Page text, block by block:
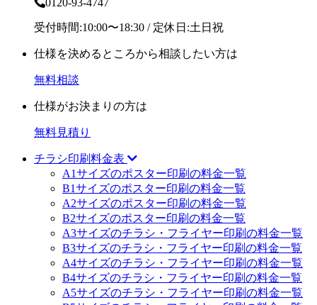
0120-93-4747
受付時間:10:00〜18:30 / 定休日:土日祝
仕様を決めるところから相談したい方は
無料相談
仕様がお決まりの方は
無料見積り
チラシ印刷料金表
A1サイズのポスター印刷の料金一覧
B1サイズのポスター印刷の料金一覧
A2サイズのポスター印刷の料金一覧
B2サイズのポスター印刷の料金一覧
A3サイズのチラシ・フライヤー印刷の料金一覧
B3サイズのチラシ・フライヤー印刷の料金一覧
A4サイズのチラシ・フライヤー印刷の料金一覧
B4サイズのチラシ・フライヤー印刷の料金一覧
A5サイズのチラシ・フライヤー印刷の料金一覧